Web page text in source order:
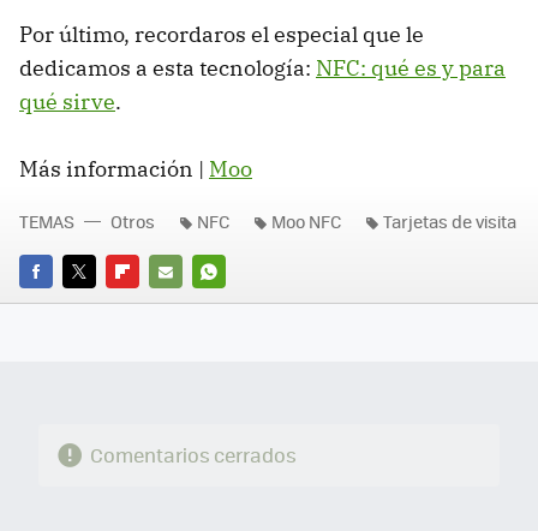
Por último, recordaros el especial que le
dedicamos a esta tecnología: NFC: qué es y para
qué sirve.
Más información | Moo
FACEBOOK
TWITTERFLIPBOARD
E-
WHATSAPP
TEMAS Otros NFC Moo NFC Tarjetas de visita
Comentarios cerrados